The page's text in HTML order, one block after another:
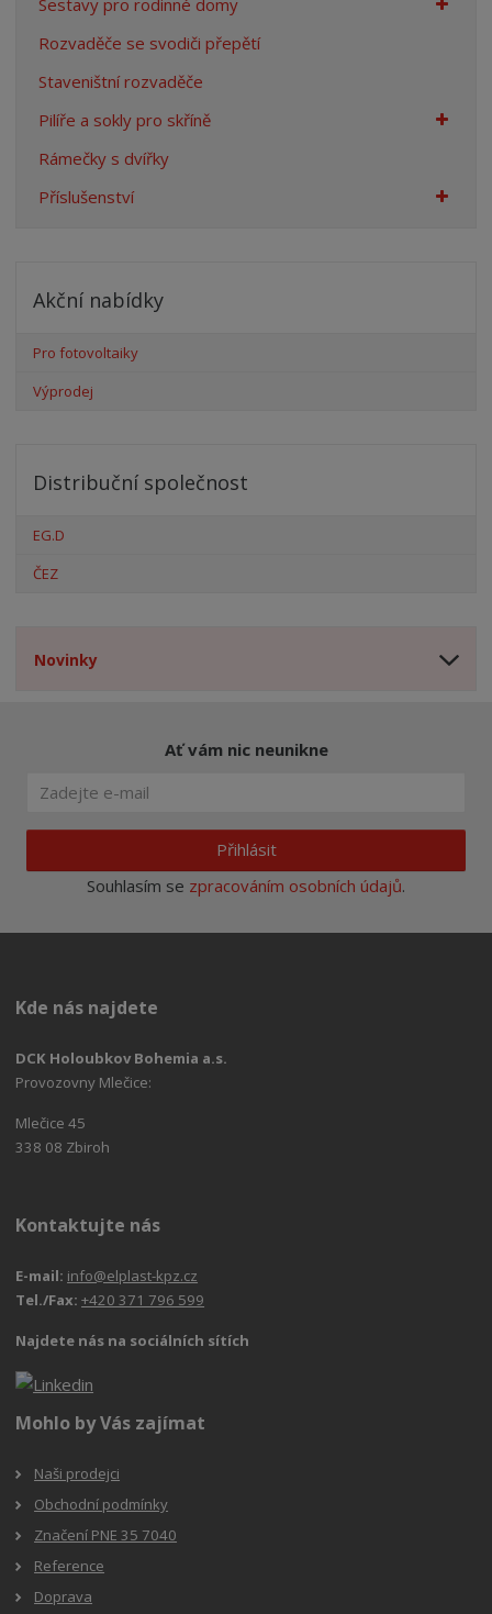
Rozvaděče se svodiči přepětí
Staveništní rozvaděče
Pilíře a sokly pro skříně
Rámečky s dvířky
Příslušenství
Akční nabídky
Pro fotovoltaiky
Výprodej
Distribuční společnost
EG.D
ČEZ
Novinky
Ať vám nic neunikne
Přihlásit
Souhlasím se zpracováním osobních údajů.
Kde nás najdete
DCK Holoubkov Bohemia a.s.
Provozovny Mlečice:
Mlečice 45
338 08 Zbiroh
Kontaktujte nás
E-mail: info@elplast-kpz.cz
Tel./Fax:+420 371 796 599
Najdete nás na sociálních sítích
Mohlo by Vás zajímat
Naši prodejci
Obchodní podmínky
Značení PNE 35 7040
Reference
Doprava